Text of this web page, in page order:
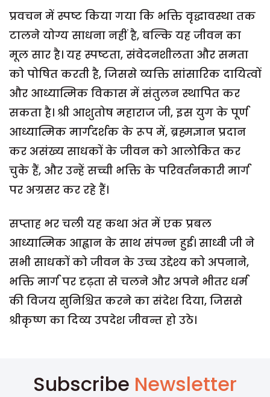
प्रवचन में स्पष्ट किया गया कि भक्ति वृद्धावस्था तक
टालने योग्य साधना नहीं है, बल्कि यह जीवन का
मूल सार है। यह स्पष्टता, संवेदनशीलता और समता
को पोषित करती है, जिससे व्यक्ति सांसारिक दायित्वों
और आध्यात्मिक विकास में संतुलन स्थापित कर
सकता है। श्री आशुतोष महाराज जी, इस युग के पूर्ण
आध्यात्मिक मार्गदर्शक के रूप में, ब्रह्मज्ञान प्रदान
कर असंख्य साधकों के जीवन को आलोकित कर
चुके हैं, और उन्हें सच्ची भक्ति के परिवर्तनकारी मार्ग
पर अग्रसर कर रहे हैं।
सप्ताह भर चली यह कथा अंत में एक प्रबल
आध्यात्मिक आह्वान के साथ संपन्न हुई। साध्वी जी ने
सभी साधकों को जीवन के उच्च उद्देश्य को अपनाने,
भक्ति मार्ग पर दृढ़ता से चलने और अपने भीतर धर्म
की विजय सुनिश्चित करने का संदेश दिया, जिससे
श्रीकृष्ण का दिव्य उपदेश जीवन्त हो उठे।
Subscribe Newsletter